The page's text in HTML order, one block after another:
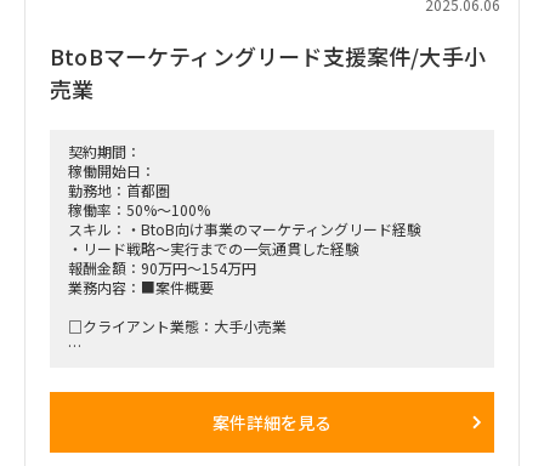
■稼働率:100％
■面談回数:2回
■契約開始時期:ASAP～2025年9月30日
※継続可能性あり
BtoBマーケティングリード支援案件/大手小
売業
契約期間：
稼働開始日：
勤務地：首都圏
稼働率：50%～100%
スキル：・BtoB向け事業のマーケティングリード経験
・リード戦略～実行までの一気通貫した経験
報酬金額：90万円～154万円
業務内容：■案件概要
□クライアント業態：大手小売業
□作業内容：マーケティングの知見を活かし、施策の検討・推
案件詳細を見る